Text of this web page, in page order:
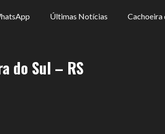
Últimas Notícias Cachoeira
do Sul – RS